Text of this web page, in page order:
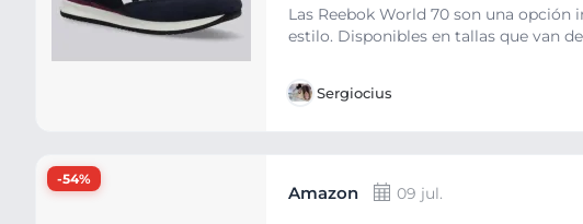
Las Reebok World 70 son una opción
estilo. Disponibles en tallas que van
Sergiocius
-54%
Amazon 09 jul.